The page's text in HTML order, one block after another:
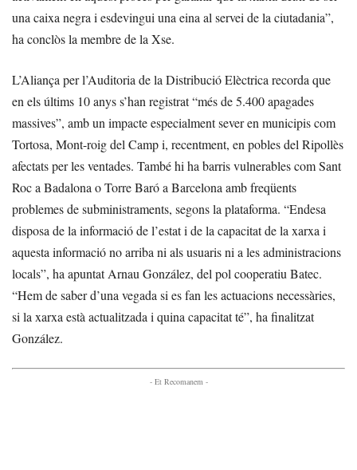
una caixa negra i esdevingui una eina al servei de la ciutadania”,
ha conclòs la membre de la Xse.
L’Aliança per l’Auditoria de la Distribució Elèctrica recorda que
en els últims 10 anys s’han registrat “més de 5.400 apagades
massives”, amb un impacte especialment sever en municipis com
Tortosa, Mont-roig del Camp i, recentment, en pobles del Ripollès
afectats per les ventades. També hi ha barris vulnerables com Sant
Roc a Badalona o Torre Baró a Barcelona amb freqüents
problemes de subministraments, segons la plataforma. “Endesa
disposa de la informació de l’estat i de la capacitat de la xarxa i
aquesta informació no arriba ni als usuaris ni a les administracions
locals”, ha apuntat Arnau González, del pol cooperatiu Batec.
“Hem de saber d’una vegada si es fan les actuacions necessàries,
si la xarxa està actualitzada i quina capacitat té”, ha finalitzat
González.
- Et Recomanem -